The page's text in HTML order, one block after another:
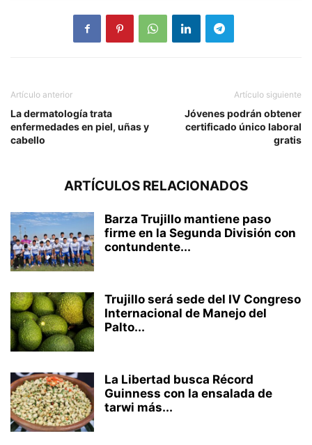
Artículo anterior
La dermatología trata
enfermedades en piel, uñas y
cabello
Artículo siguiente
Jóvenes podrán obtener
certificado único laboral
gratis
ARTÍCULOS RELACIONADOS
Barza Trujillo mantiene paso
firme en la Segunda División con
contundente...
Trujillo será sede del IV Congreso
Internacional de Manejo del
Palto...
La Libertad busca Récord
Guinness con la ensalada de
tarwi más...